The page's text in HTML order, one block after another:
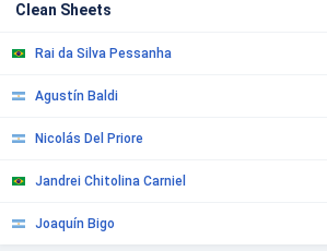
Clean Sheets
Rai da Silva Pessanha
Agustín Baldi
Nicolás Del Priore
Jandrei Chitolina Carniel
Joaquín Bigo